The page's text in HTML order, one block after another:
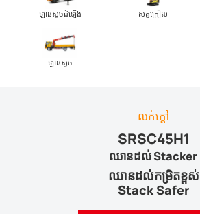
ឡាន​ស្ទូច​ដំឡើង សត្វក្រៀល
ឡានស្ទូច
លក់ក្តៅ
SRSC45H1
ឈានដល់ Stacker
ឈានដល់កម្រិតខ្ពស់
Stack Safer